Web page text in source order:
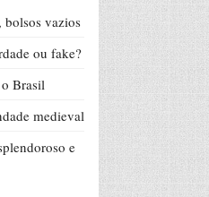
vazios
ou fake?
Brasil
medieval
e